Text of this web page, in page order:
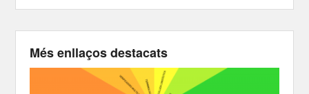
Més enllaços destacats